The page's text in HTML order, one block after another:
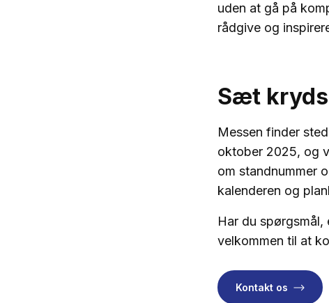
uden at gå på
rådgive og
Sæt
Messen finder
oktober 2025, og
om standnummer
kalenderen og
Har du spørgsmål,
velkommen til at
Kontakt os